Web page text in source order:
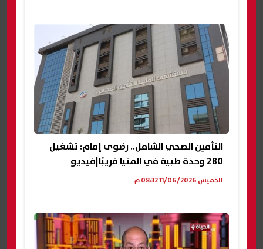
التأمين الصحي الشامل.. رضوى إمام: تشغيل
280 وحدة طبية في المنيا قريبًا|فيديو
الخميس 11/06/2026 08:32 م